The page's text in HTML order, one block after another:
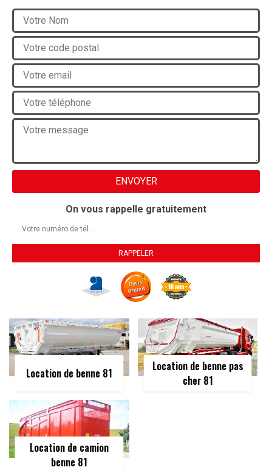
On vous rappelle gratuitement
Location de benne 81
Location de benne pas
cher 81
Location de camion
benne 81